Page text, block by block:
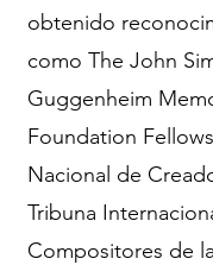
obtenido
como The John
Guggenheim
Foundation
Nacional de
Tribuna
Compositores de